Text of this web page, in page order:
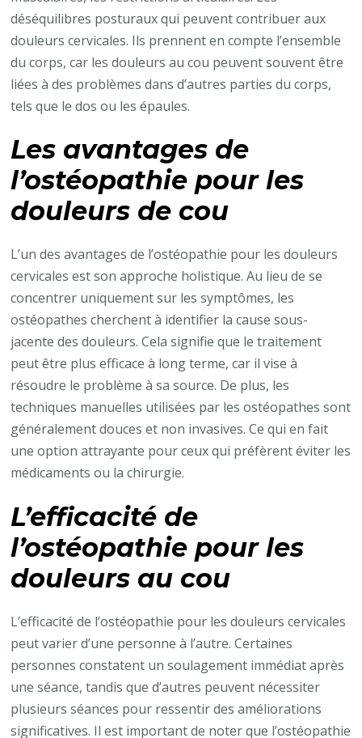
déséquilibres posturaux qui peuvent contribuer aux
douleurs cervicales. Ils prennent en compte l’ensemble
du corps, car les douleurs au cou peuvent souvent être
liées à des problèmes dans d’autres parties du corps,
tels que le dos ou les épaules.
Les avantages de
l’ostéopathie pour les
douleurs de cou
L’un des avantages de l’ostéopathie pour les douleurs
cervicales est son approche holistique. Au lieu de se
concentrer uniquement sur les symptômes, les
ostéopathes cherchent à identifier la cause sous-
jacente des douleurs. Cela signifie que le traitement
peut être plus efficace à long terme, car il vise à
résoudre le problème à sa source. De plus, les
techniques manuelles utilisées par les ostéopathes sont
généralement douces et non invasives. Ce qui en fait
une option attrayante pour ceux qui préfèrent éviter les
médicaments ou la chirurgie.
L’efficacité de
l’ostéopathie pour les
douleurs au cou
L’efficacité de l’ostéopathie pour les douleurs cervicales
peut varier d’une personne à l’autre. Certaines
personnes constatent un soulagement immédiat après
une séance, tandis que d’autres peuvent nécessiter
plusieurs séances pour ressentir des améliorations
significatives. Il est important de noter que l’ostéopathie